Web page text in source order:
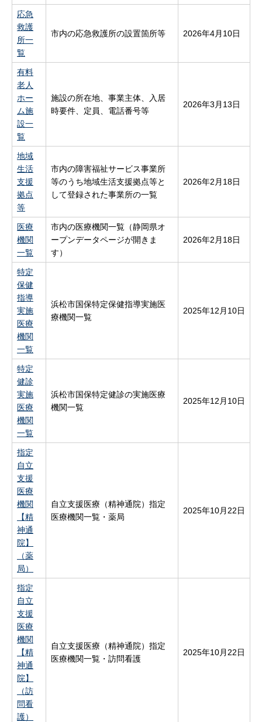
応急
救護
所一
覧
市内の応急救護所の設置箇所等 2026年4月10日
有料
老人
ホー
ム施
設一
覧
施設の所在地、事業主体、入居
時要件、定員、電話番号等
2026年3月13日
地域
生活
支援
拠点
等
市内の障害福祉サービス事業所
等のうち地域生活支援拠点等と
して登録された事業所の一覧
2026年2月18日
医療
機関
一覧
市内の医療機関一覧（静岡県オ
ープンデータページが開きま
す）
2026年2月18日
特定
保健
指導
実施
医療
機関
一覧
浜松市国保特定保健指導実施医
療機関一覧
2025年12月10日
特定
健診
実施
医療
機関
一覧
浜松市国保特定健診の実施医療
機関一覧
2025年12月10日
指定
自立
支援
医療
機関
【精
神通
院】
（薬
局）
自立支援医療（精神通院）指定
医療機関一覧・薬局
2025年10月22日
指定
自立
支援
医療
機関
【精
神通
院】
（訪
問看
護）
自立支援医療（精神通院）指定
医療機関一覧・訪問看護
2025年10月22日